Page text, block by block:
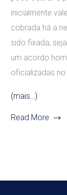
inicialmente
cobrada há a
sido fixada,
um acordo
oficializadas
(mais…)
Read More